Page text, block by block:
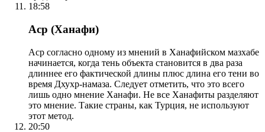
18:58
Аср (Ханафи)
Аср согласно одному из мнений в Ханафийском мазхабе
начинается, когда тень объекта становится в два раза
длиннее его фактической длины плюс длина его тени во
время Дхухр-намаза. Следует отметить, что это всего
лишь одно мнение Ханафи. Не все Ханафиты разделяют
это мнение. Такие страны, как Турция, не используют
этот метод.
20:50